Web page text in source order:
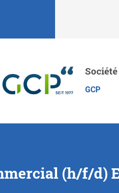
(h/f/d) Elimination / recyclage
Société
GCP
(h/f/d)